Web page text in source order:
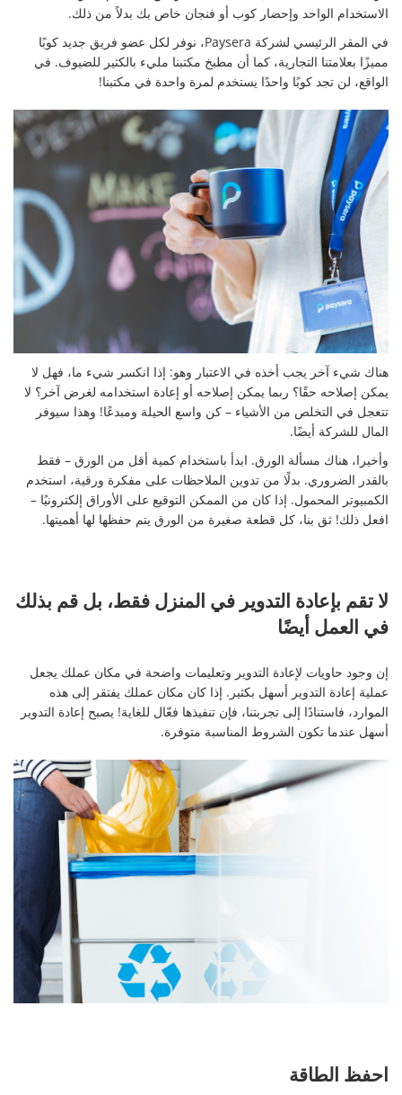
الاستخدام الواحد وإحضار كوب أو فنجان خاص بك بدلاً من ذلك.
في المقر الرئيسي لشركة Paysera، نوفر لكل عضو فريق جديد كوبًا
مميزًا بعلامتنا التجارية، كما أن مطبخ مكتبنا مليء بالكثير للضيوف. في
الواقع، لن تجد كوبًا واحدًا يستخدم لمرة واحدة في مكتبنا!
هناك شيء آخر يجب أخذه في الاعتبار وهو: إذا انكسر شيء ما، فهل لا
يمكن إصلاحه حقًا؟ ربما يمكن إصلاحه أو إعادة استخدامه لغرض آخر؟ لا
تتعجل في التخلص من الأشياء – كن واسع الحيلة ومبدعًا! وهذا سيوفر
المال للشركة أيضًا.
وأخيرا، هناك مسألة الورق. ابدأ باستخدام كمية أقل من الورق – فقط
بالقدر الضروري. بدلًا من تدوين الملاحظات على مفكرة ورقية، استخدم
الكمبيوتر المحمول. إذا كان من الممكن التوقيع على الأوراق إلكترونيًا –
افعل ذلك! ثق بنا، كل قطعة صغيرة من الورق يتم حفظها لها أهميتها.
لا تقم بإعادة التدوير في المنزل فقط، بل قم بذلك
في العمل أيضًا
إن وجود حاويات لإعادة التدوير وتعليمات واضحة في مكان عملك يجعل
عملية إعادة التدوير أسهل بكثير. إذا كان مكان عملك يفتقر إلى هذه
الموارد، فاستنادًا إلى تجربتنا، فإن تنفيذها فعّال للغاية! يصبح إعادة التدوير
أسهل عندما تكون الشروط المناسبة متوفرة.
احفظ الطاقة